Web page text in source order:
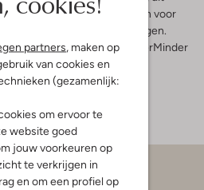
partners , maken op
van cookies en
(gezamenlijk:
om ervoor te
website goed
jouw voorkeuren op
te verkrijgen in
en om een profiel op
Ga ook voor comfort en voor
deze Guess sneakers te dragen.
MeerMinder